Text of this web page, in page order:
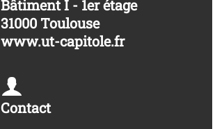
Bâtiment I - 1er étage
31000 Toulouse
www.ut-capitole.fr
Contact